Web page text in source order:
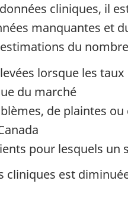
cliniques, il
manquantes et
du
lorsque les
du marché
de plaintes
pour lesquels un
cliniques est